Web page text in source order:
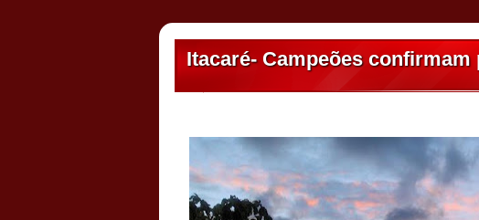
Itacaré- Campeões